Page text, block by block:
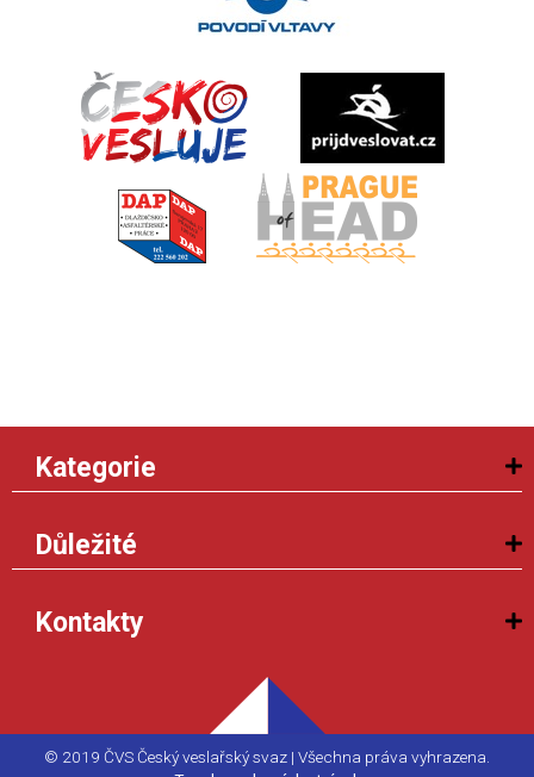
Kategorie
Důležité
Kontakty
© 2019 ČVS Český veslařský svaz | Všechna práva vyhrazena.